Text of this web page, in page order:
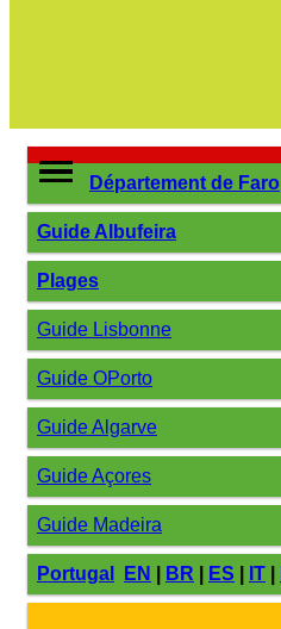
Département de Faro
Guide Albufeira
Plages
Guide Lisbonne
Guide OPorto
Guide Algarve
Guide Açores
Guide Madeira
Portugal EN BR ES IT